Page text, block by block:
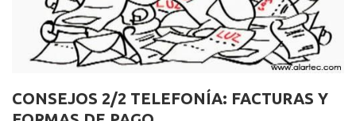
CONSEJOS 2/2 TELEFONÍA: FACTURAS Y